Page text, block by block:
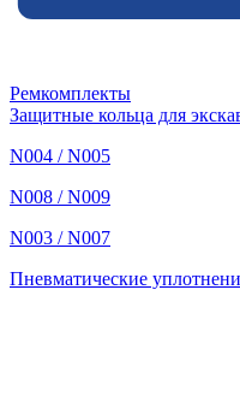
Ремкомплекты
Защитные кольца для
N004 / N005
N008 / N009
N003 / N007
Пневматические